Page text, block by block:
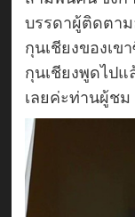
บรรดาผู้ติดตา
กุนเชียงของเข
กุนเชียงพูดไปแ
เลยค่ะท่านผู้ชม